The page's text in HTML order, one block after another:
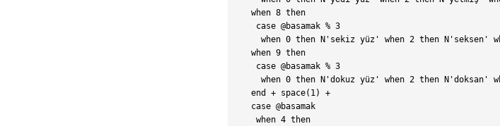
  when 8 then
   case @basamak % 3
when 0 then N'sekiz yüz' when 2 then N'seksen'
  when 9 then
   case @basamak % 3
when 0 then N'dokuz yüz' when 2 then N'doksan'
  end + space(1) +
  case @basamak
   when 4 then